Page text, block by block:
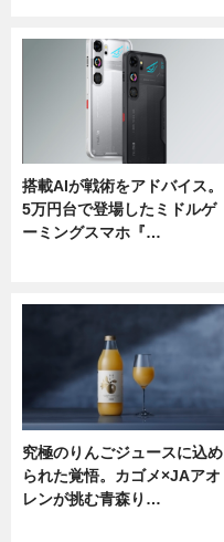
搭載AIが戦術をアドバイス。
5万円台で登場したミドルゲ
ーミングスマホ『…
究極のりんごジュースに込め
られた覚悟。カゴメ×JAアオ
レンが挑む青森り…